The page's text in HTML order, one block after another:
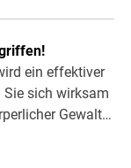
ein effektiver
sich wirksam
Gewalt…